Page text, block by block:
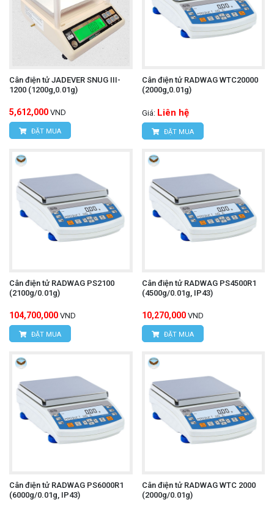
Cân điện tử JADEVER SNUG III-
1200 (1200g,0.01g)
5,612,000 VND
ĐẶT MUA
Cân điện tử RADWAG WTC20000
(2000g,0.01g)
Giá: Liên hệ
ĐẶT MUA
Cân điện tử RADWAG PS2100
(2100g/0.01g)
104,700,000 VND
ĐẶT MUA
Cân điện tử RADWAG PS4500R1
(4500g/0.01g, IP43)
10,270,000 VND
ĐẶT MUA
Cân điện tử RADWAG PS6000R1
(6000g/0.01g, IP43)
Cân điện tử RADWAG WTC 2000
(2000g/0.01g)